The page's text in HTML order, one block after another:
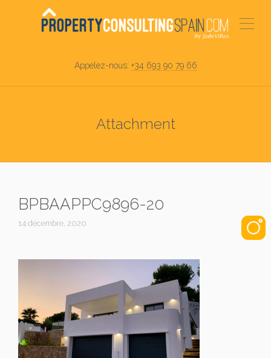
Appelez-nous: +34 693 90 79 66
Attachment
BPBAAPPC9896-20
14 décembre, 2020